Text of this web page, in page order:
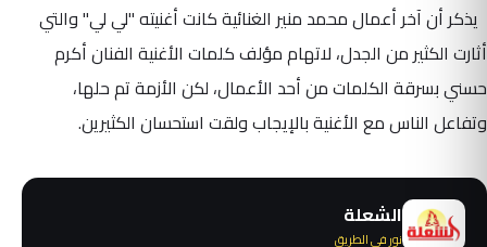
يذكر أن آخر أعمال محمد منير الغنائية كانت أغنيته "لي لي" والتي
أثارت الكثير من الجدل، لاتهام مؤلف كلمات الأغنية الفنان أكرم
حسني بسرقة الكلمات من أحد الأعمال، لكن الأزمة تم حلها،
وتفاعل الناس مع الأغنية بالإيجاب ولقت استحسان الكثيرين.
الشعلة
نور في الطريق